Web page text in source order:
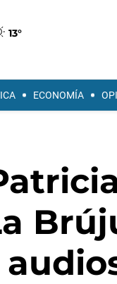
13°
ECONOMÍA